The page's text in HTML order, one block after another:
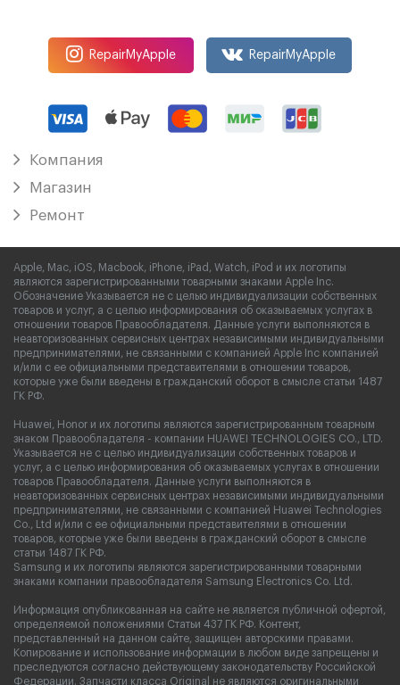
RepairMyApple RepairMyApple
Компания
Магазин
Ремонт
Apple, Mac, iOS, Macbook, iPhone, iPad, Watch, iPod и их логотипы
являются зарегистрированными товарными знаками Apple Inc.
Обозначение Указывается не с целью индивидуализации собственных
товаров и услуг, а с целью информирования об оказываемых услугах в
отношении товаров Правообладателя. Данные услуги выполняются в
неавторизованных сервисных центрах независимыми индивидуальными
предпринимателями, не связанными с компанией Apple Inc компанией
и/или с ее официальными представителями в отношении товаров,
которые уже были введены в гражданский оборот в смысле статьи 1487
ГК РФ.
Huawei, Honor и их логотипы являются зарегистрированным товарным
знаком Правообладателя - компании HUAWEI TECHNOLOGIES CO., LTD.
Указывается не с целью индивидуализации собственных товаров и
услуг, а с целью информирования об оказываемых услугах в отношении
товаров Правообладателя. Данные услуги выполняются в
неавторизованных сервисных центрах независимыми индивидуальными
предпринимателями, не связанными с компанией Huawei Technologies
Co., Ltd и/или с ее официальными представителями в отношении
товаров, которые уже были введены в гражданский оборот в смысле
статьи 1487 ГК РФ.
Samsung и их логотипы являются зарегистрированными товарными
знаками компании правообладателя Samsung Electronics Co. Ltd.
Информация опубликованная на сайте не является публичной офертой,
определяемой положениями Статьи 437 ГК РФ. Контент,
представленный на данном сайте, защищен авторскими правами.
Копирование и использование информации в любом виде запрещены и
преследуются согласно действующему законодательству Российской
Федерации. Запчасти класса Original не являются оригинальными